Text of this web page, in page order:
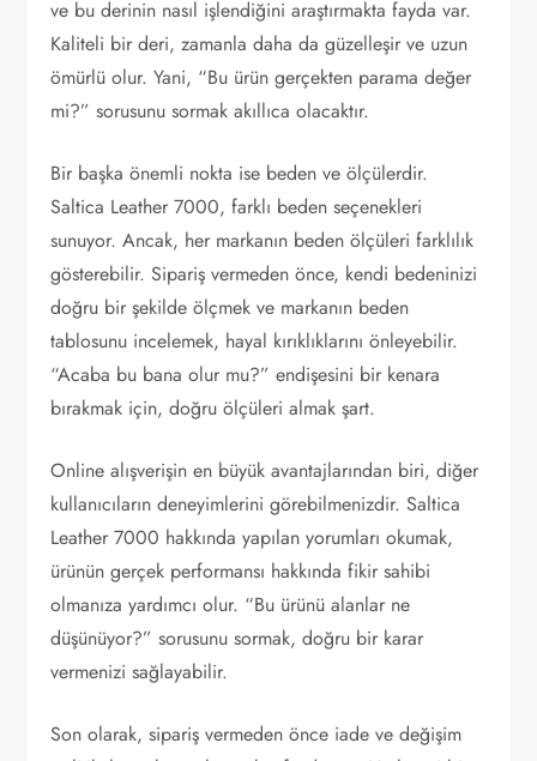
ve bu derinin nasıl işlendiğini araştırmakta fayda var.
Kaliteli bir deri, zamanla daha da güzelleşir ve uzun
ömürlü olur. Yani, “Bu ürün gerçekten parama değer
mi?” sorusunu sormak akıllıca olacaktır.
Bir başka önemli nokta ise beden ve ölçülerdir.
Saltica Leather 7000, farklı beden seçenekleri
sunuyor. Ancak, her markanın beden ölçüleri farklılık
gösterebilir. Sipariş vermeden önce, kendi bedeninizi
doğru bir şekilde ölçmek ve markanın beden
tablosunu incelemek, hayal kırıklıklarını önleyebilir.
“Acaba bu bana olur mu?” endişesini bir kenara
bırakmak için, doğru ölçüleri almak şart.
Online alışverişin en büyük avantajlarından biri, diğer
kullanıcıların deneyimlerini görebilmenizdir. Saltica
Leather 7000 hakkında yapılan yorumları okumak,
ürünün gerçek performansı hakkında fikir sahibi
olmanıza yardımcı olur. “Bu ürünü alanlar ne
düşünüyor?” sorusunu sormak, doğru bir karar
vermenizi sağlayabilir.
Son olarak, sipariş vermeden önce iade ve değişim